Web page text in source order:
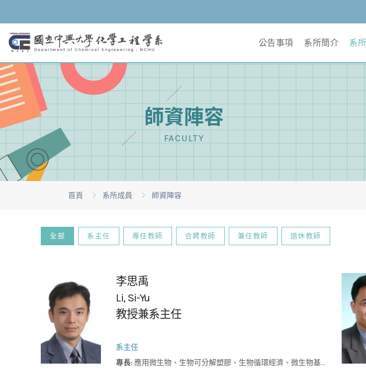
公告事項 系所簡介 系
師資陣容
FACULTY
首頁 系所成員 師資陣容
全部 系主任 專任教師 合聘教師 兼任教師 退休教師
李思禹
Li, Si-Yu
教授兼系主任
系主任
專長: